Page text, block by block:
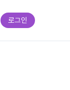
로그인